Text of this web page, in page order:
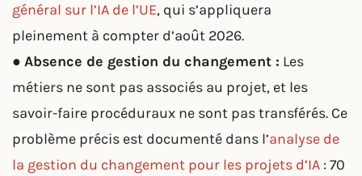
général sur l’IA de l’UE, qui s’appliquera
pleinement à compter d’août 2026.
● Absence de gestion du changement : Les
métiers ne sont pas associés au projet, et les
savoir-faire procéduraux ne sont pas transférés. Ce
problème précis est documenté dans l’analyse de
la gestion du changement pour les projets d’IA : 70